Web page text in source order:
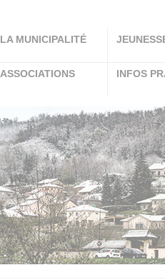
LA MUNICIPALITÉ
ASSOCIATIONS INFOS